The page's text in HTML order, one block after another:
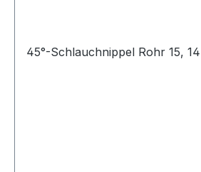
45°-Schlauchnippel Rohr 15,